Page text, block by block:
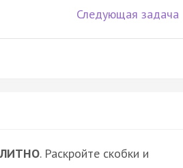
Следующая задача
. Раскройте скобки и